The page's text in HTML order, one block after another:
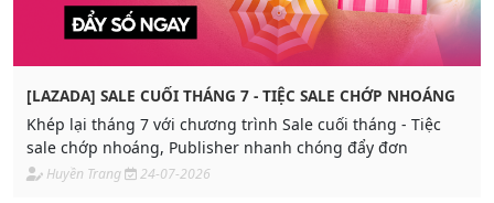
[LAZADA] SALE CUỐI THÁNG 7 - TIỆC SALE CHỚP NHOÁNG
Khép lại tháng 7 với chương trình Sale cuối tháng - Tiệc
sale chớp nhoáng, Publisher nhanh chóng đẩy đơn
Huyền Trang 24-07-2026